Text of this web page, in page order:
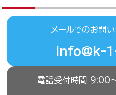
メールでのお問
info@k-
電話受付時間 9:00